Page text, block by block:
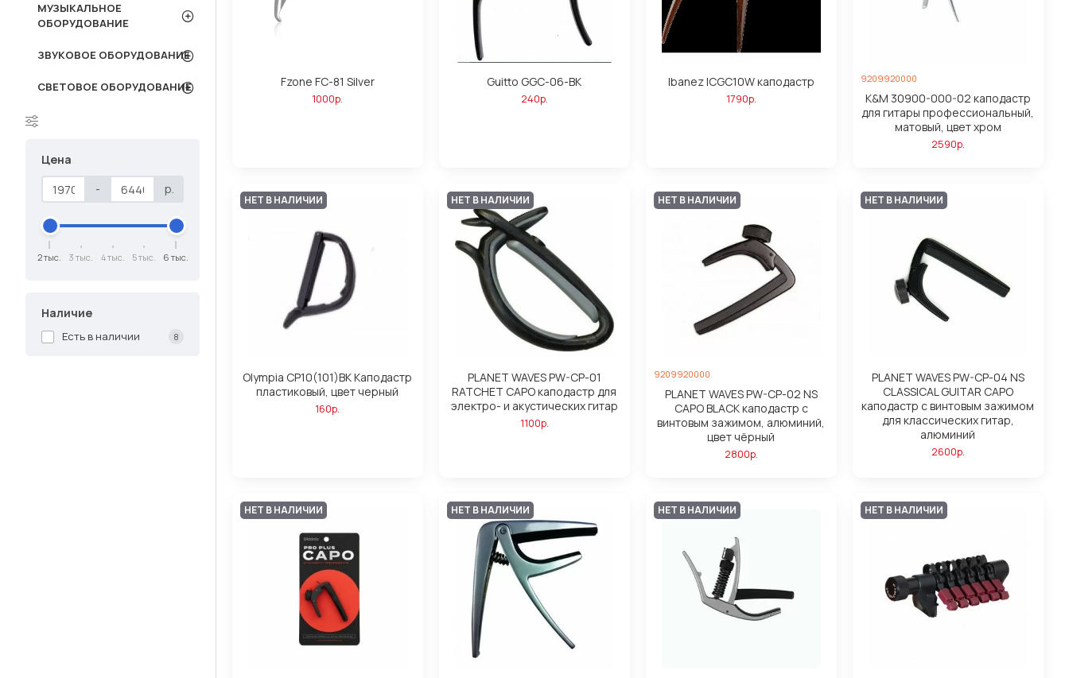
МУЗЫКАЛЬНОЕ
ОБОРУДОВАНИЕ
ЗВУКОВОЕ ОБОРУДОВАНИЕ
СВЕТОВОЕ ОБОРУДОВАНИЕ
Цена
-
р.
2 тыс. 3 тыс. 4 тыс. 5 тыс. 6 тыс.
Наличие
Есть в наличии 8
Fzone FC-81 Silver
1000р.
Guitto GGC-06-BK
240р.
Ibanez ICGC10W каподастр
1790р.
9209920000
K&M 30900-000-02 каподастр
для гитары профессиональный,
матовый, цвет хром
2590р.
НЕТ В НАЛИЧИИ
Olympia CP10(101)BK Каподастр
пластиковый, цвет черный
160р.
НЕТ В НАЛИЧИИ
PLANET WAVES PW-CP-01
RATCHET CAPO каподастр для
электро- и акустических гитар
1100р.
НЕТ В НАЛИЧИИ
9209920000
PLANET WAVES PW-CP-02 NS
CAPO BLACK каподастр с
винтовым зажимом, алюминий,
цвет чёрный
2800р.
НЕТ В НАЛИЧИИ
PLANET WAVES PW-CP-04 NS
CLASSICAL GUITAR CAPO
каподастр c винтовым зажимом
для классических гитар,
алюминий
2600р.
НЕТ В НАЛИЧИИ НЕТ В НАЛИЧИИ НЕТ В НАЛИЧИИ НЕТ В НАЛИЧИИ